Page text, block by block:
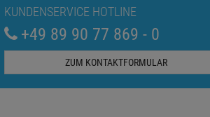
KUNDENSERVICE HOTLINE
+49 89 90 77 869 - 0
ZUM KONTAKTFORMULAR